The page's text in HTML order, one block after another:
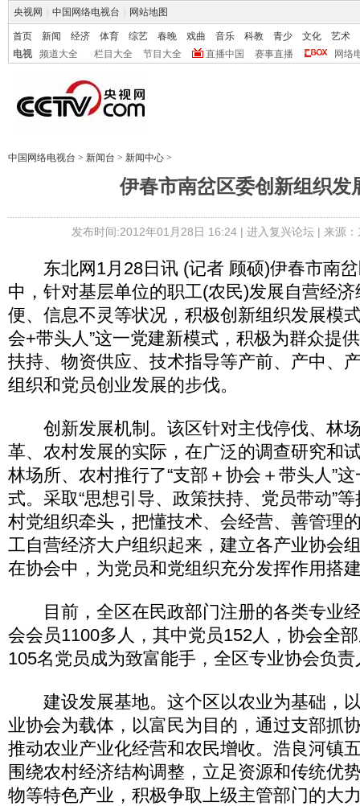
央视网 中国网络电视台 网站地图
首页 新闻 经济 体育 综艺 春晚 戏曲 音乐 科教 青少 文化
艺术
电视
频道大全 栏目大全 节目大全 直播中国 赛事直播 网络
中国网络电视台 > 新闻台 > 新闻中心 >
伊春市南岔区委创新组织发
发布时间:2012年01月28日 16:24 | 进入复兴论坛| 来源
东北网1月28日讯 (记者 顾硕)伊春市南岔
中，针对基层单位的职工(农民)发展自营经
便、信息不灵等状况，积极创新组织发展模
会+带头人”这一党建新模式，积极为群众提
扶持、物资供应、技术指导等产前、产中、
组织和党员创业发展的步伐。
创新发展机制。该区针对主伐停伐、林
革、农村发展的实际，在广泛的调查研究和
林场所、农村推行了“支部＋协会＋带头人”
式。采取“思想引导、政策扶持、党员带动”
村党组织牵头，把懂技术、会经营、善管理
工自营经济大户组织起来，建立各产业协会
在协会中，为党员和党组织充分发挥作用搭
目前，全区在民政部门注册的各类专业
会会员1100多人，其中党员152人，协会全
105名党员成为致富能手，全区专业协会负
建设发展基地。这个区以农业为基础，
业协会为载体，以富民为目的，通过支部抓
推动农业产业化经营和农民增收。浩良河镇
围绕农村经济结构调整，立足资源和传统优
物等特色产业，积极争取上级主管部门的大